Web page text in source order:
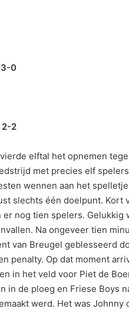
0
2
elftal het opnemen
met precies elf
wennen aan het
slechts één doelpunt. Kort
nog tien spelers. Gelukkig
Na ongeveer tien
van Breugel geblesseerd
penalty. Op dat moment
in het veld voor Piet de
in de ploeg en Friese Boys
werd. Het was Johnny